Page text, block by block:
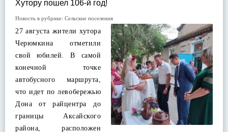
Хутору пошел 106-й год!
Новость в рубрике: Сельские поселения
27 августа жители хутора
Черюмкина отметили
свой юбилей. В самой
конечной точке
автобусного маршрута,
что идет по левобережью
Дона от райцентра до
границы Аксайского
района, расположен